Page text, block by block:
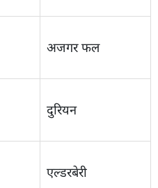
अजगर फल
दुरियन
एल्डरबेरी